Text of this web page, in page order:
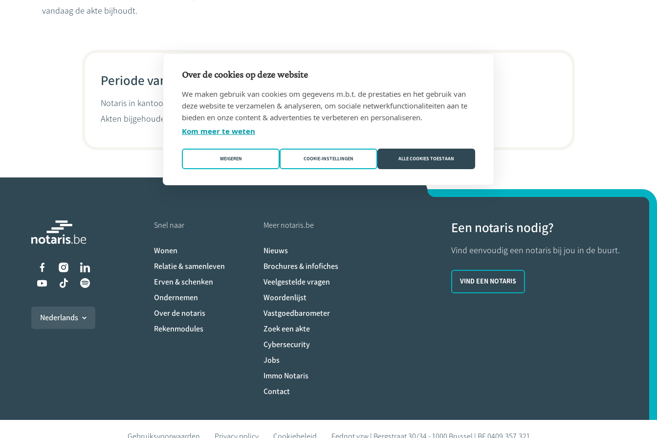
vandaag de akte bijhoudt.
Periode van 03/05/1999 tot 04/10/2021
Notaris in kantoor Pierre GERMAY, Notaire(4000 Liège)
Akten bijgehouden doorGiacomo Notarrigo
Liens vers les réseaux sociaux
Nederlands
Snel naar
Wonen
Relatie & samenleven
Erven & schenken
Ondernemen
Over de notaris
Rekenmodules
Meer notaris.be
Nieuws
Brochures & infofiches
Veelgestelde vragen
Woordenlijst
Vastgoedbarometer
Zoek een akte
Cybersecurity
Jobs
Immo Notaris
Contact
Een notaris nodig?
Vind eenvoudig een notaris bij jou in de buurt.
VIND EEN NOTARIS
Over de cookies op deze website
We maken gebruik van cookies om gegevens m.b.t. de prestaties en het gebruik van
deze website te verzamelen & analyseren, om sociale netwerkfunctionaliteiten aan te
bieden en onze content & advertenties te verbeteren en personaliseren.
Kom meer te weten
WEIGEREN COOKIE-INSTELLINGEN ALLE COOKIES TOESTAAN